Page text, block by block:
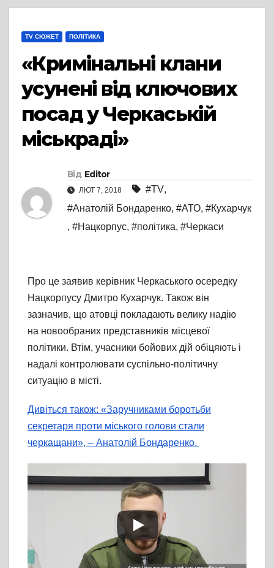
TV СЮЖЕТ ПОЛІТИКА
«Кримінальні клани
усунені від ключових
посад у Черкаській
міськраді»
Від Editor
ЛЮТ 7, 2018 #TV,
#Анатолій Бондаренко, #АТО, #Кухарчук
, #Нацкорпус, #політика, #Черкаси
Про це заявив керівник Черкаського осередку
Нацкорпусу Дмитро Кухарчук. Також він
зазначив, що атовці покладають велику надію
на новообраних представників місцевої
політики. Втім, учасники бойових дій обіцяють і
надалі контролювати суспільно-політичну
ситуацію в місті.
Дивіться також: «Заручниками боротьби
секретаря проти міського голови стали
черкащани», – Анатолій Бондаренко.